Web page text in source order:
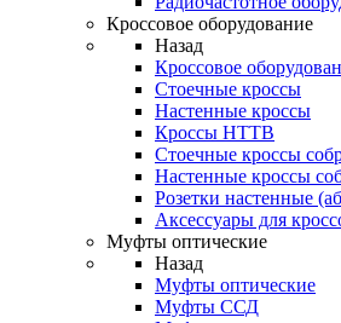
Кроссовое оборудование
Назад
Кроссовое
Стоечные кроссы
Настенные кроссы
Кроссы HTTB
Стоечные кроссы
Настенные кроссы
Розетки настенные
Аксессуары для
Муфты оптические
Назад
Муфты оптические
Муфты ССД